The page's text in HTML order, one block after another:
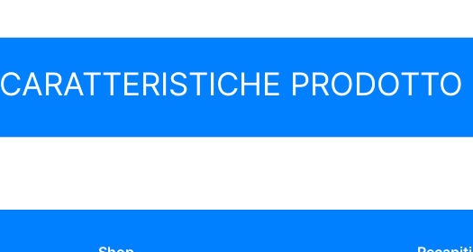
CARATTERISTICHE PRODOTTO